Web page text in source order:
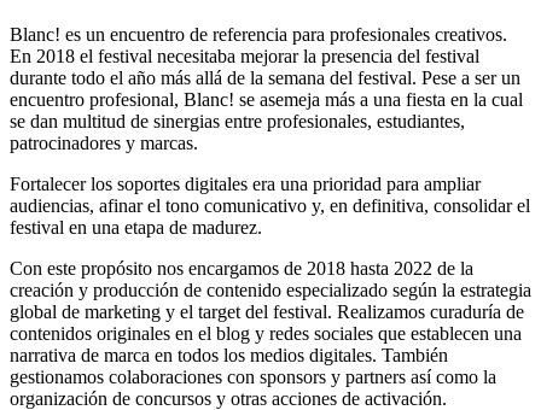
Blanc! es un encuentro de referencia para profesionales creativos.
En 2018 el festival necesitaba mejorar la presencia del festival
durante todo el año más allá de la semana del festival. Pese a ser un
encuentro profesional, Blanc! se asemeja más a una fiesta en la cual
se dan multitud de sinergias entre profesionales, estudiantes,
patrocinadores y marcas.
Fortalecer los soportes digitales era una prioridad para ampliar
audiencias, afinar el tono comunicativo y, en definitiva, consolidar el
festival en una etapa de madurez.
Con este propósito nos encargamos de 2018 hasta 2022 de la
creación y producción de contenido especializado según la estrategia
global de marketing y el target del festival. Realizamos curaduría de
contenidos originales en el blog y redes sociales que establecen una
narrativa de marca en todos los medios digitales. También
gestionamos colaboraciones con sponsors y partners así como la
organización de concursos y otras acciones de activación.